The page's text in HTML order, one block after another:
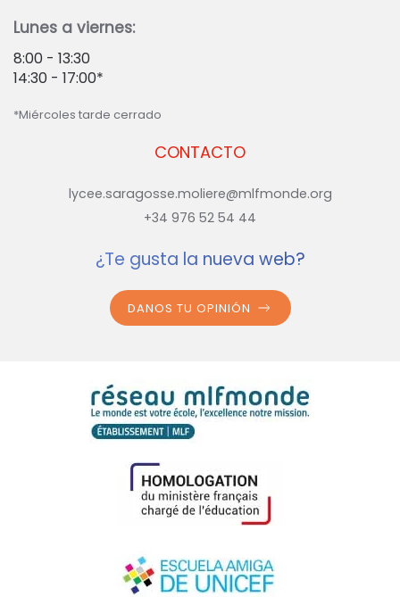
CONTACTO
lycee.saragosse.moliere@mlfmonde.org
+34 976 52 54 44
Lunes a viernes:
8:00 - 13:30
14:30 - 17:00*
*Miércoles tarde cerrado
¿Te gusta la nueva web?
DANOS TU OPINIÓN